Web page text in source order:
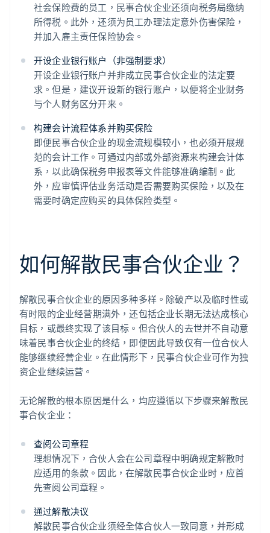
社会保险费的员工，民事合伙企业还须向税务局缴纳
所得税。此外，还须为员工办理法定意外伤害保险，
并加入雇主责任保险协会。
开设企业银行账户（非强制要求）
开设企业银行账户并非成立民事合伙企业的法定要
求。但是，建议开设新的银行账户，以便将企业财务
与个人财务区分开来。
构建会计流程体系并购买保险
即便民事合伙企业的现金流规模较小，也必须开展规
范的会计工作。可通过内部或外部资源来构建会计体
系，以此确保税务申报表等文件能够准确编制。此
外，应审慎评估业务活动是否需要购买保险，以及在
需要时确定应购买的具体保险类型。
如何解散民事合伙企业？
解散民事合伙企业的原因多种多样。除破产以及临时性或
有时限的企业经营期满外，还包括企业长期无法达成核心
目标，或最终实现了该目标。但合伙人的去世并不自动意
味着民事合伙企业的终结，即便因此导致仅有一位合伙人
能够继续经营企业。在此情形下，民事合伙企业可作为独
资企业继续运营。
无论解散的根本原因是什么，均应遵循以下步骤来解散民
事合伙企业：
查阅公司章程
理想情况下，合伙人会在公司章程中明确规定解散时
应适用的条款。因此，在解散民事合伙企业时，应首
先查阅公司章程。
通过解散决议
解散民事合伙企业须经全体合伙人一致同意，并形成